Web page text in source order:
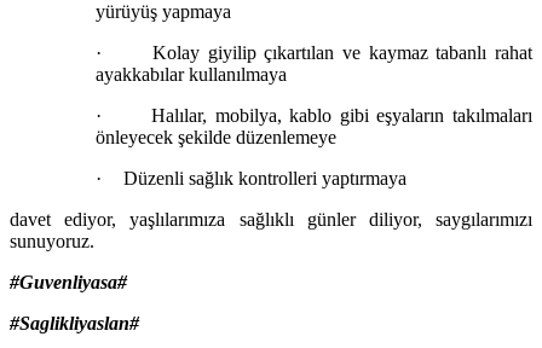
yürüyüş yapmaya
·
Kolay giyilip çıkartılan ve kaymaz tabanlı rahat
ayakkabılar kullanılmaya
·
Halılar, mobilya, kablo gibi eşyaların takılmaları
önleyecek şekilde düzenlemeye
·
Düzenli sağlık kontrolleri yaptırmaya
davet ediyor, yaşlılarımıza sağlıklı günler diliyor, saygılarımızı
sunuyoruz.
#Guvenliyasa#
#Saglikliyaslan#